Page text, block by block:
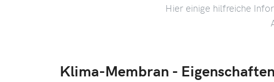
Hier einige hilfreiche
Klima-Membran -